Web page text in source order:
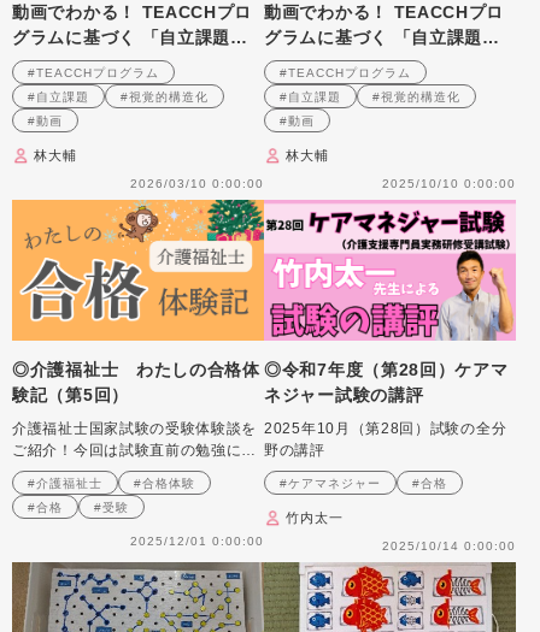
動画でわかる！ TEACCHプロ
グラムに基づく 「自立課題」
の作り方と実践のポイント 第
15回
#TEACCHプログラム
#自立課題
#視覚的構造化
#動画
林大輔
2026/03/10 0:00:00
動画でわかる！ TEACCHプロ
グラムに基づく 「自立課題」
の作り方と実践のポイント 第
11回
#TEACCHプログラム
#自立課題
#視覚的構造化
#動画
林大輔
2025/10/10 0:00:00
◎介護福祉士 わたしの合格体
験記（第5回）
介護福祉士国家試験の受験体験談を
ご紹介！今回は試験直前の勉強につ
いて！
#介護福祉士
#合格体験
#合格
#受験
2025/12/01 0:00:00
◎令和7年度（第28回）ケアマ
ネジャー試験の講評
2025年10月（第28回）試験の全分
野の講評
#ケアマネジャー #合格
竹内太一
2025/10/14 0:00:00